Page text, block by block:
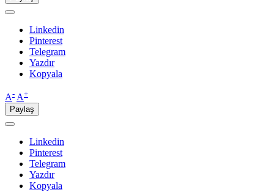
Linkedin
Pinterest
Telegram
Yazdır
Kopyala
A- A+
Paylaş
Linkedin
Pinterest
Telegram
Yazdır
Kopyala